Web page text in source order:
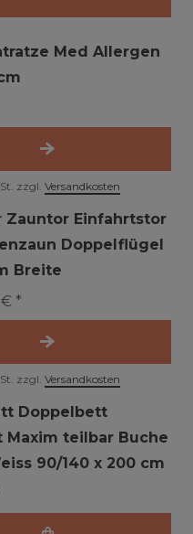
Med Allergen
zzgl. Versandkosten
Zauntor Einfahrtstor
Doppelflügel
Breite
*
zzgl. Versandkosten
Doppelbett
Maxim teilbar Buche
90/140 x 200 cm